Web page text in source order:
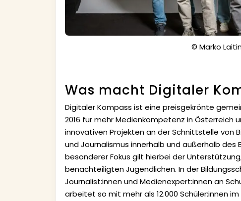
© Marko
Was macht Digitaler
Digitaler Kompass ist eine preisgekrönte
2016 für mehr Medienkompetenz in Österreich
innovativen Projekten an der Schnittstelle von
und Journalismus innerhalb und außerhalb des
besonderer Fokus gilt hierbei der
benachteiligten Jugendlichen. In der
Journalist:innen und Medienexpert:innen an
arbeitet so mit mehr als 12.000 Schüler:innen